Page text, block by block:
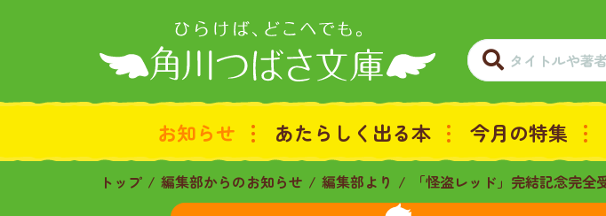
お知らせ あたらしく出る本 今月の特集
トップ 編集部からのお知らせ 編集部より 「怪盗レッド」完結記念完